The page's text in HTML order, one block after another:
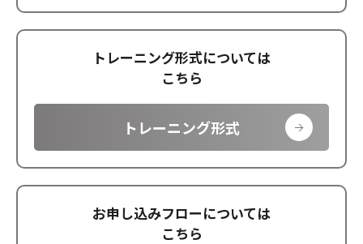
トレーニング形式については
こちら
トレーニング形式
お申し込みフローについては
こちら